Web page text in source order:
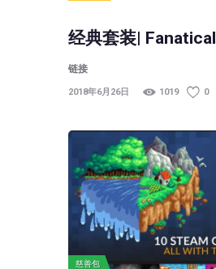
经典套装| Fanatical
链接
2018年6月26日 1019 0
慈善包